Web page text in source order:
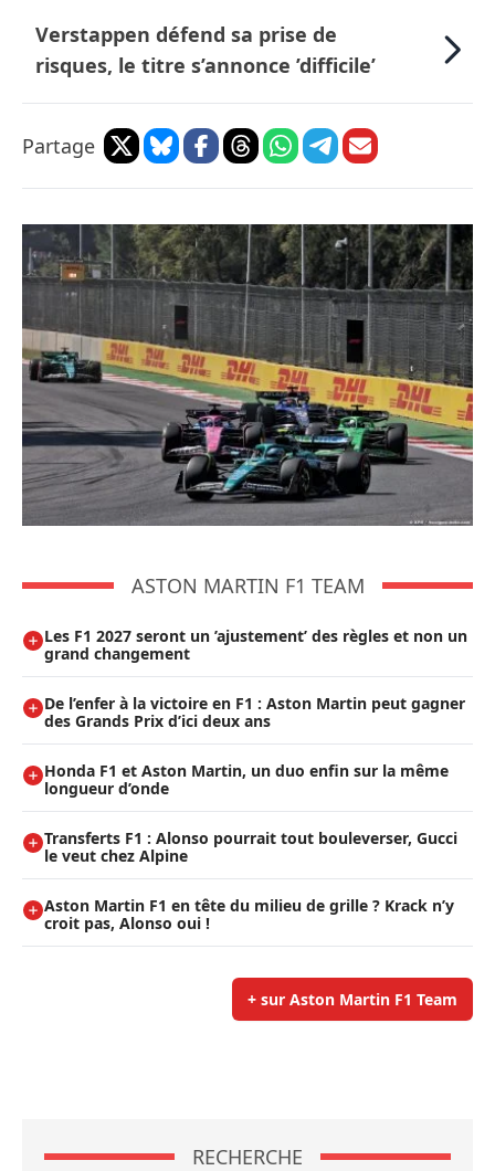
Verstappen défend sa prise de
risques, le titre s’annonce ’difficile’
Partage
ASTON MARTIN F1 TEAM
Les F1 2027 seront un ’ajustement’ des règles et non un
grand changement
De l’enfer à la victoire en F1 : Aston Martin peut gagner
des Grands Prix d’ici deux ans
Honda F1 et Aston Martin, un duo enfin sur la même
longueur d’onde
Transferts F1 : Alonso pourrait tout bouleverser, Gucci
le veut chez Alpine
Aston Martin F1 en tête du milieu de grille ? Krack n’y
croit pas, Alonso oui !
+ sur Aston Martin F1 Team
RECHERCHE